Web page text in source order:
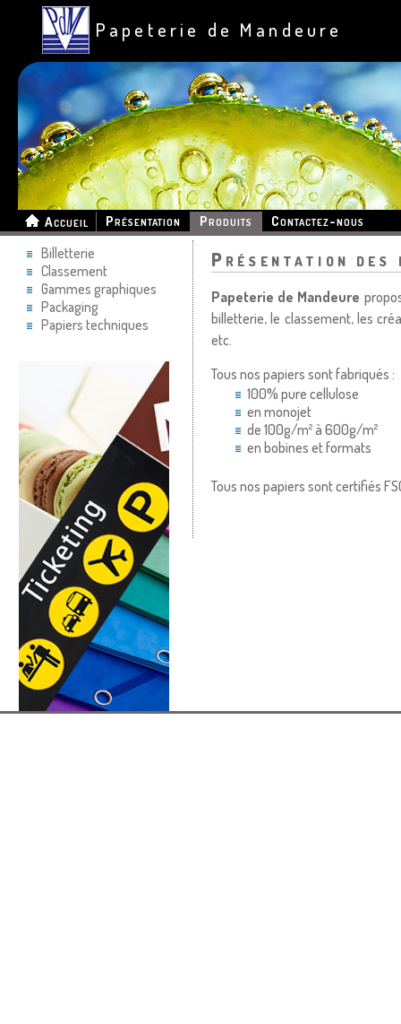
Papeterie de Mandeure
Accueil Présentation Produits Contactez-nous
Billetterie
Classement
Gammes graphiques
Packaging
Papiers techniques
Présentation
Papeterie de Mandeure
billetterie, le classement, les
etc.
Tous nos papiers sont fabriqués :
100% pure cellulose
en monojet
de 100g/m² à 600g/m²
en bobines et formats
Tous nos papiers sont certifiés